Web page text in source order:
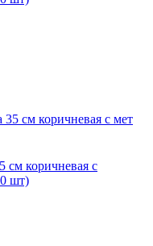
см коричневая с
шт)